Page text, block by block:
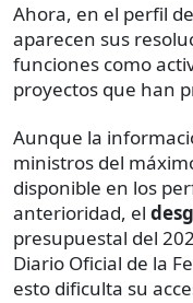
Ahora, en el perfil
aparecen sus
funciones como
proyectos que han
Aunque la
ministros del
disponible en los
anterioridad, el
presupuestal del
Diario Oficial de la
esto dificulta su